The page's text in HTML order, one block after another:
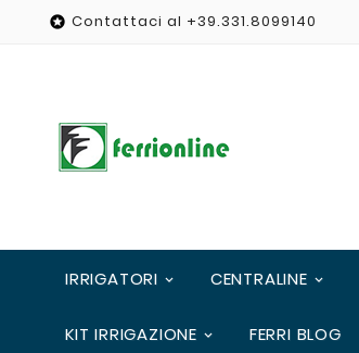
 Contattaci al +39.331.8099140
IRRIGATORI CENTRALINE
KIT IRRIGAZIONE FERRI BLOG